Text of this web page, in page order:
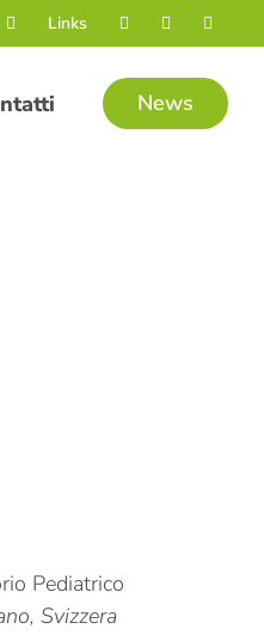
Links
News
Pediatrico
Svizzera